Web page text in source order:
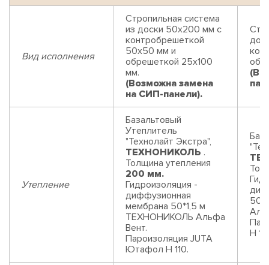
Вид исполнения
Стропильная система
из доски 50х200 мм с
контробрешеткой
50х50 мм и
обрешеткой 25х100
мм.
(Возможна замена
на СИП-панели).
Утепление
Базальтовый
Утеплитель
"Технолайт Экстра",
ТЕХНОНИКОЛЬ .
Толщина утепления
200 мм.
Гидроизоляция -
диффузионная
мембрана 50*1,5 м
ТЕХНОНИКОЛЬ Альфа
Вент.
Пароизоляция JUTA
Ютафол Н 110.
Н